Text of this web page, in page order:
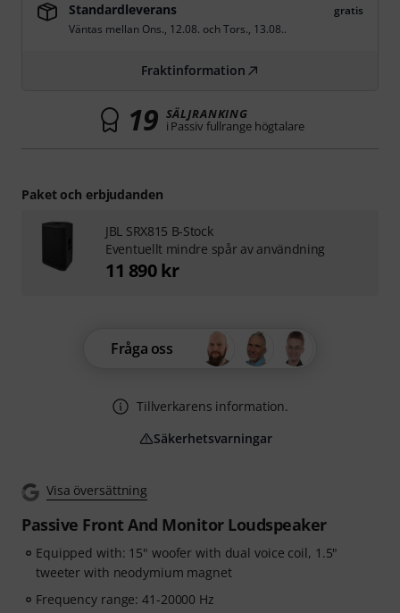
Visa översättning
Passive Front And Monitor Loudspeaker
Equipped with: 15" woofer with dual voice coil, 1.5"
tweeter with neodymium magnet
Frequency range: 41-20000 Hz
Standardleverans
gratis
Väntas mellan Ons., 12.08. ochTors., 13.08..
Fraktinformation
19 SÄLJRANKING
i Passiv fullrange högtalare
Fråga oss
Tillverkarens information.
Säkerhetsvarningar
Paket och erbjudanden
JBL SRX815 B-Stock
Eventuellt mindre spår av användning
11 890 kr